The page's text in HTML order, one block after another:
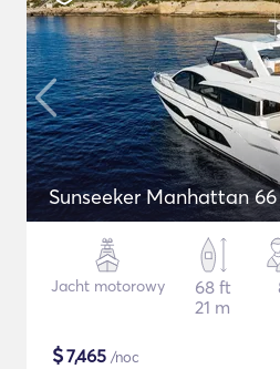
Sunseeker Manhattan 66
Jacht motorowy
68 ft
21 m
$7,465 /noc